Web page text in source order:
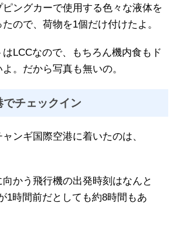
ングカーで使用する色々な液体を
ので、荷物を1個だけ付けたよ。
LCCなので、もちろん機内食もド
。だから写真も無いの。
でチェックイン
ンギ国際空港に着いたのは、
かう飛行機の出発時刻はなんと
1時間前だとしても約8時間もあ